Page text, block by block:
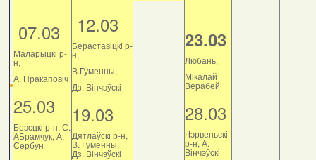
07.03
Маларыцкі р-
н,
А. Пракаповіч
25.03
Брэсцкі р-н, С.
АБрамчук, А.
Сербун
12.03
Бераставіцкі р-
н,
В.Гуменны,
Дз. Вінчэўскі
19.03
Дятлаўскі р-н,
В. Гуменны,
Дз. Вінчэўскі
23.03
Любань,
Мікалай
Верабей
28.03
Чэрвеньскі
р-н, А.
Вінчэўскі